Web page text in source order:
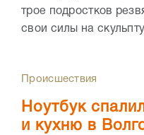
трое подростков
свои силы на
Происшествия
Ноутбук
и кухню в